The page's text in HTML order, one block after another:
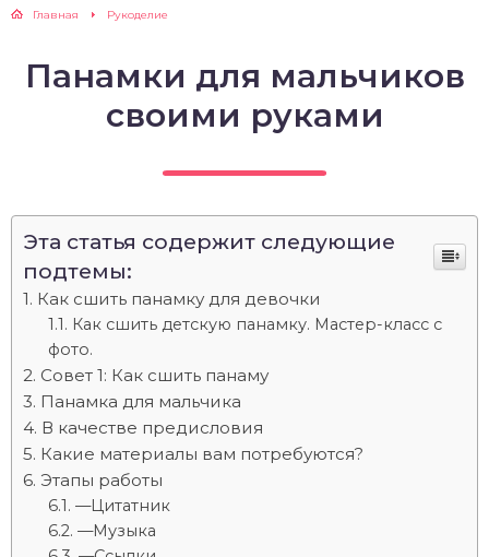
Главная Рукоделие
Панамки для мальчиков
своими руками
Эта статья содержит следующие
подтемы:
Как сшить панамку для девочки
Как сшить детскую панамку. Мастер-класс с
фото.
Совет 1: Как сшить панаму
Панамка для мальчика
В качестве предисловия
Какие материалы вам потребуются?
Этапы работы
—Цитатник
—Музыка